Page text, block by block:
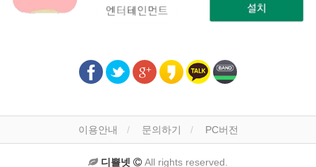
이용안내 문의하기 PC버전
디쁠넷 All rights reserved.